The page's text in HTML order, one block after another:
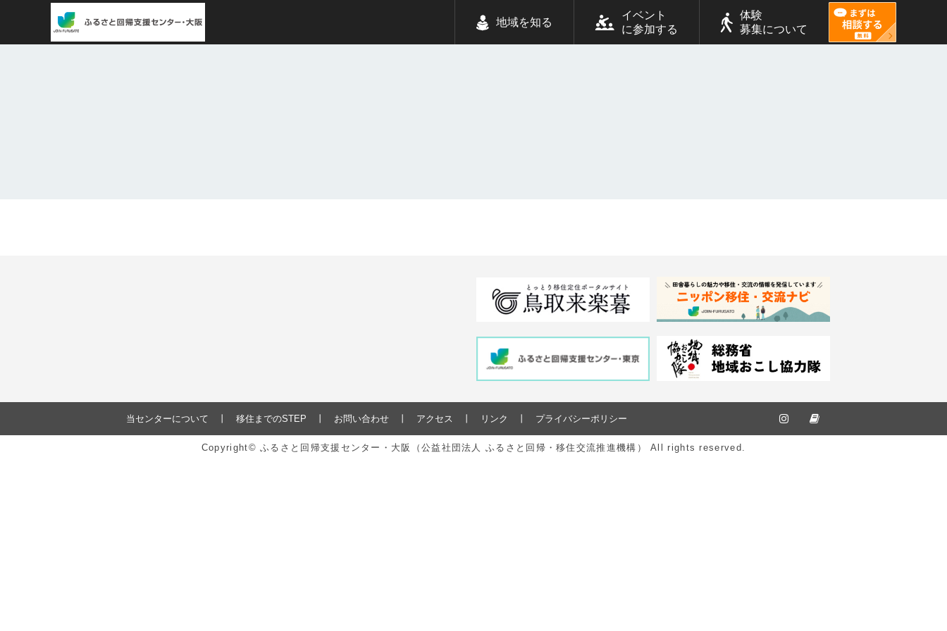
地域を知る
イベント
に参加する
体験
募集について
当センターについて 移住までのSTEP お問い合わせ アクセス リンク プライバシーポリシー
Copyright© ふるさと回帰支援センター・大阪（公益社団法人 ふるさと回帰・移住交流推進機構） All rights reserved.